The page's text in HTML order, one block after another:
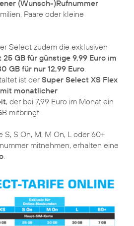
(Wunsch-)Rufnummer
Paare oder kleine
Select zudem die exklusiven
25 GB für günstige 9,99 Euro im
GB für nur 12,99 Euro.
ist derSuper Select XS Flex
monatlicher
, der bei 7,99 Euro im Monat ein
mitbringt.
S, S On, M, M On, L oder 60+
mitnehmen, erhalten eine
.